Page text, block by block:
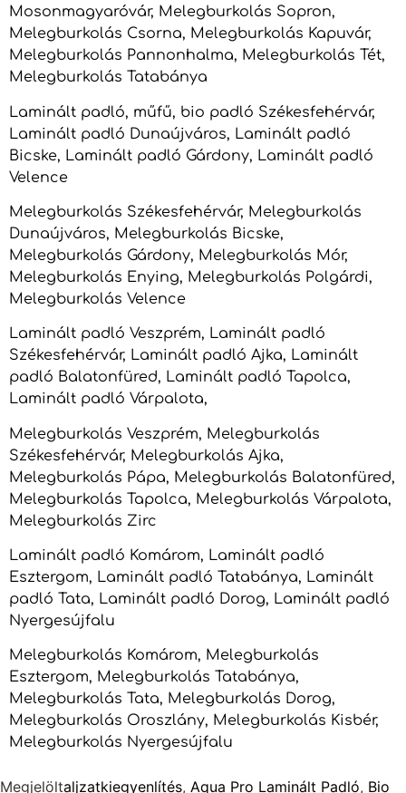
Mosonmagyaróvár, Melegburkolás Sopron,
Melegburkolás Csorna, Melegburkolás Kapuvár,
Melegburkolás Pannonhalma, Melegburkolás Tét,
Melegburkolás Tatabánya
Laminált padló, műfű, bio padló Székesfehérvár,
Laminált padló Dunaújváros, Laminált padló
Bicske, Laminált padló Gárdony, Laminált padló
Velence
Melegburkolás Székesfehérvár, Melegburkolás
Dunaújváros, Melegburkolás Bicske,
Melegburkolás Gárdony, Melegburkolás Mór,
Melegburkolás Enying, Melegburkolás Polgárdi,
Melegburkolás Velence
Laminált padló Veszprém, Laminált padló
Székesfehérvár, Laminált padló Ajka, Laminált
padló Balatonfüred, Laminált padló Tapolca,
Laminált padló Várpalota,
Melegburkolás Veszprém, Melegburkolás
Székesfehérvár, Melegburkolás Ajka,
Melegburkolás Pápa, Melegburkolás Balatonfüred,
Melegburkolás Tapolca, Melegburkolás Várpalota,
Melegburkolás Zirc
Laminált padló Komárom, Laminált padló
Esztergom, Laminált padló Tatabánya, Laminált
padló Tata, Laminált padló Dorog, Laminált padló
Nyergesújfalu
Melegburkolás Komárom, Melegburkolás
Esztergom, Melegburkolás Tatabánya,
Melegburkolás Tata, Melegburkolás Dorog,
Melegburkolás Oroszlány, Melegburkolás Kisbér,
Melegburkolás Nyergesújfalu
Megjelöltaljzatkiegyenlítés, Aqua Pro Laminált Padló, Bio